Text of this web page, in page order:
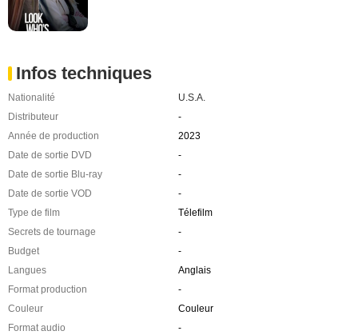
Infos techniques
Nationalité
U.S.A.
Distributeur
-
Année de production
2023
Date de sortie DVD
-
Date de sortie Blu-ray
-
Date de sortie VOD
-
Type de film
Télefilm
Secrets de tournage
-
Budget
-
Langues
Anglais
Format production
-
Couleur
Couleur
Format audio
-